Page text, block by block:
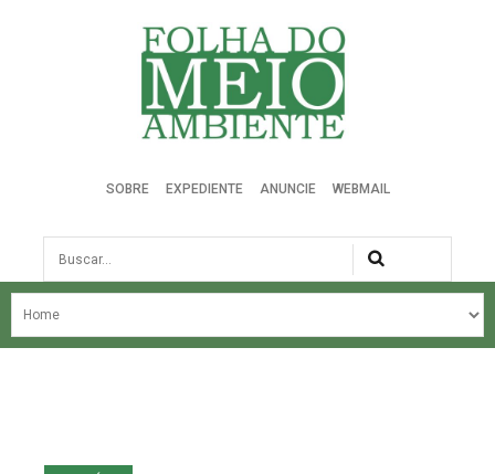
Folha do Meio Ambiente
SOBRE EXPEDIENTE ANUNCIE WEBMAIL
Busca
NOSSA HISTÓRIA
EDIÇÕES ANTERIORES